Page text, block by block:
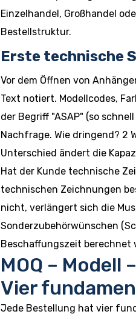
Einzelhandel, Großhandel
Bestellstruktur.
Erste technische
Vor dem Öffnen von
Text notiert. Modellcodes,
der Begriff "ASAP" (so
Nachfrage. Wie dringend? 2
Unterschied ändert die
Hat der Kunde technische
technischen Zeichnungen
nicht, verlängert sich die
Sonderzubehörwünschen
Beschaffungszeit berechnet
MOQ – Modell
Vier
Jede Bestellung hat vier